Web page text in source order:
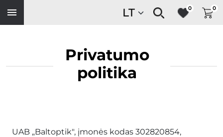
0 0
Privatumo
politika
UAB „Baltoptik", įmonės kodas 302820854,